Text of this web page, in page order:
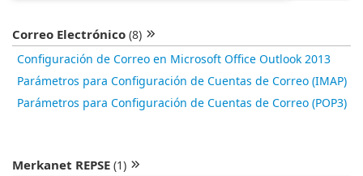
Correo Electrónico (8)
Configuración de Correo en Microsoft Office Outlook 2013
Parámetros para Configuración de Cuentas de Correo (IMAP)
Parámetros para Configuración de Cuentas de Correo (POP3)
Merkanet REPSE (1)